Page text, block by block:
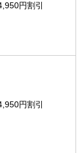
円割引
円割引